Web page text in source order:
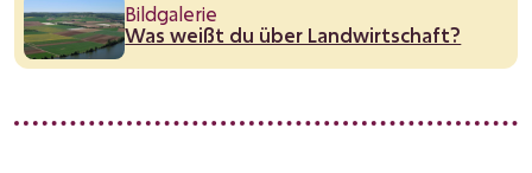
Bildgalerie
Was weißt du über Landwirtschaft?